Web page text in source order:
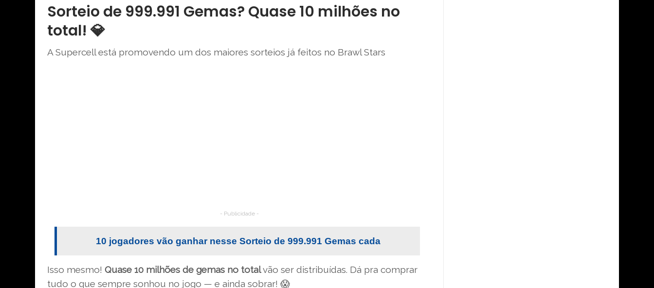
Sorteio de 999.991 Gemas? Quase 10 milhões no
total! 💎
A Supercell está promovendo um dos maiores sorteios já feitos no Brawl Stars
- Publicidade -
10 jogadores vão ganhar nesse Sorteio de 999.991 Gemas cada
Isso mesmo! Quase 10 milhões de gemas no totalvão ser distribuídas. Dá pra comprar
tudo o que sempre sonhou no jogo — e ainda sobrar! 😱